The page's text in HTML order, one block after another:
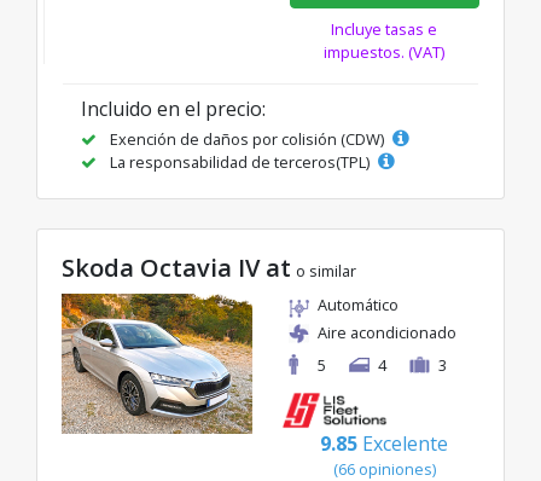
Incluye tasas e
impuestos. (VAT)
Incluido en el precio:
Exención de daños por colisión (CDW)
La responsabilidad de terceros(TPL)
Skoda Octavia IV at o similar
Automático
Aire acondicionado
5
4 3
9.85 Excelente
(66 opiniones)